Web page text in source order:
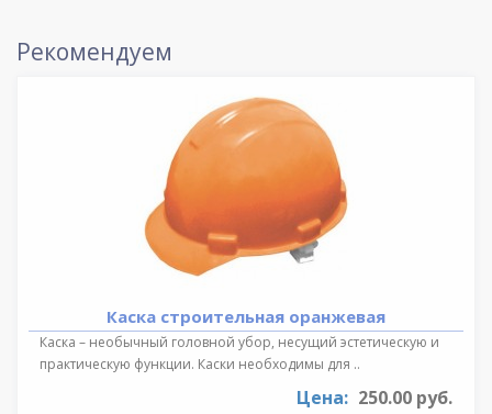
Рекомендуем
Каска строительная оранжевая
Каска – необычный головной убор, несущий эстетическую и
практическую функции. Каски необходимы для ..
Цена: 250.00 руб.